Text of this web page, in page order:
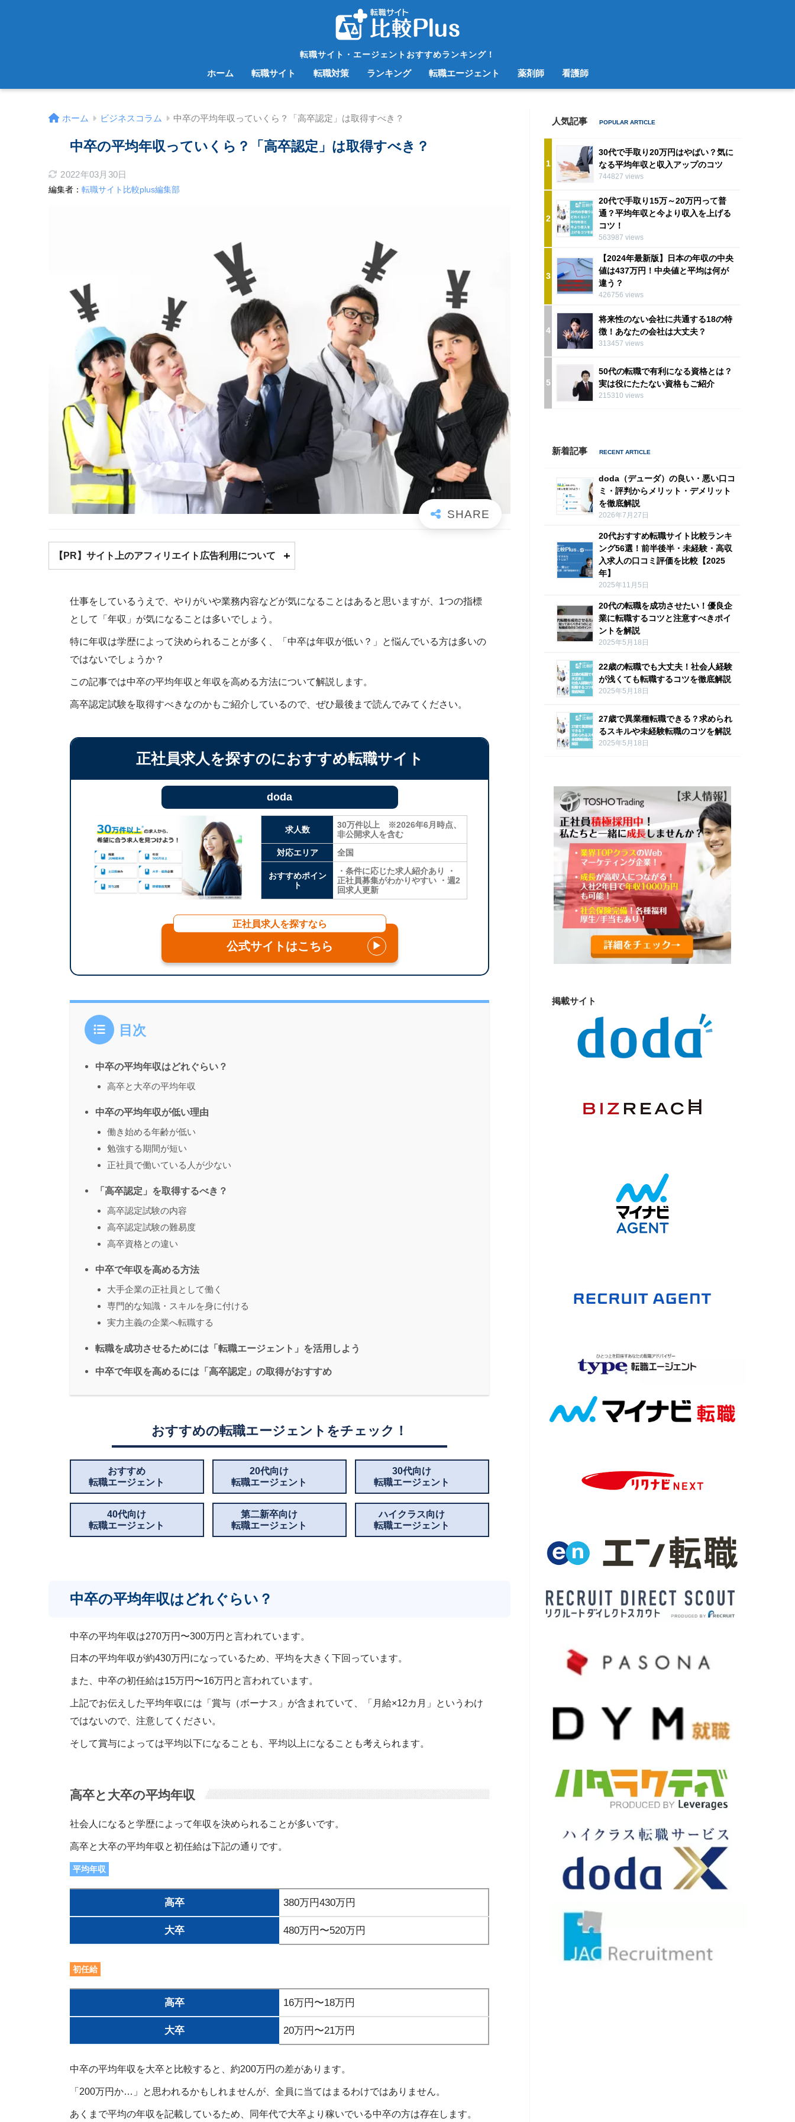
転職サイト・エージェントおすすめランキング！
ホーム 転職サイト 転職対策 ランキング 転職エージェント 薬剤師 看護師
ホーム ビジネスコラム 中卒の平均年収っていくら？「高卒認定」は取得すべき？
中卒の平均年収っていくら？「高卒認定」は取得すべき？
2022年03月30日
編集者： 転職サイト比較plus編集部
【PR】サイト上のアフィリエイト広告利用について
仕事をしているうえで、やりがいや業務内容などが気になることはあると思いますが、1つの指標
として「年収」が気になることは多いでしょう。
特に年収は学歴によって決められることが多く、「中卒は年収が低い？」と悩んでいる方は多いの
ではないでしょうか？
この記事では中卒の平均年収と年収を高める方法について解説します。
高卒認定試験を取得すべきなのかもご紹介しているので、ぜひ最後まで読んでみてください。
正社員求人を探すのにおすすめ転職サイト
doda
求人数
30万件以上 ※2026年6月時点、
非公開求人を含む
対応エリア
全国
おすすめポイン
ト
・条件に応じた求人紹介あり ・
正社員募集がわかりやすい ・週2
回求人更新
正社員求人を探すなら
公式サイトはこちら ▶
目次
中卒の平均年収はどれぐらい？
高卒と大卒の平均年収
中卒の平均年収が低い理由
働き始める年齢が低い
勉強する期間が短い
正社員で働いている人が少ない
「高卒認定」を取得するべき？
高卒認定試験の内容
高卒認定試験の難易度
高卒資格との違い
中卒で年収を高める方法
大手企業の正社員として働く
専門的な知識・スキルを身に付ける
実力主義の企業へ転職する
転職を成功させるためには「転職エージェント」を活用しよう
中卒で年収を高めるには「高卒認定」の取得がおすすめ
おすすめの転職エージェントをチェック！
おすすめ
転職エージェント
20代向け
転職エージェント
30代向け
転職エージェント
40代向け
転職エージェント
第二新卒向け
転職エージェント
ハイクラス向け
転職エージェント
中卒の平均年収はどれぐらい？
中卒の平均年収は270万円〜300万円と言われています。
日本の平均年収が約430万円になっているため、平均を大きく下回っています。
また、中卒の初任給は15万円〜16万円と言われています。
上記でお伝えした平均年収には「賞与（ボーナス」が含まれていて、「月給×12カ月」というわけ
ではないので、注意してください。
そして賞与によっては平均以下になることも、平均以上になることも考えられます。
高卒と大卒の平均年収
社会人になると学歴によって年収を決められることが多いです。
高卒と大卒の平均年収と初任給は下記の通りです。
平均年収
高卒 380万円430万円
大卒 480万円〜520万円
初任給
高卒 16万円〜18万円
大卒 20万円〜21万円
中卒の平均年収を大卒と比較すると、約200万円の差があります。
「200万円か…」と思われるかもしれませんが、全員に当てはまるわけではありません。
あくまで平均の年収を記載しているため、同年代で大卒より稼いでいる中卒の方は存在します。
人気記事
1
30代で手取り20万円はやばい？気に
なる平均年収と収入アップのコツ
744827 views
2
20代で手取り15万～20万円って普
通？平均年収と今より収入を上げる
コツ！
563987 views
3
【2024年最新版】日本の年収の中央
値は437万円！中央値と平均は何が
違う？
426756 views
4
将来性のない会社に共通する18の特
徴！あなたの会社は大丈夫？
313457 views
5
50代の転職で有利になる資格とは？
実は役にたたない資格もご紹介
215310 views
新着記事
doda（デューダ）の良い・悪い口コ
ミ・評判からメリット・デメリット
を徹底解説
2026年7月27日
20代おすすめ転職サイト比較ランキ
ング56選！前半後半・未経験・高収
入求人の口コミ評価を比較【2025
年】
2025年11月5日
20代の転職を成功させたい！優良企
業に転職するコツと注意すべきポイ
ントを解説
2025年5月18日
22歳の転職でも大丈夫！社会人経験
が浅くても転職するコツを徹底解説
2025年5月18日
27歳で異業種転職できる？求められ
るスキルや未経験転職のコツを解説
2025年5月18日
掲載サイト